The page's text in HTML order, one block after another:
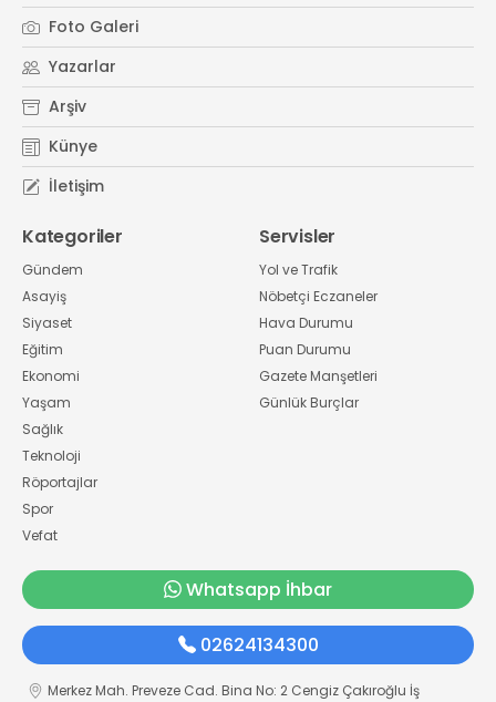
Foto Galeri
Yazarlar
Arşiv
Künye
İletişim
Kategoriler
Gündem
Asayiş
Siyaset
Eğitim
Ekonomi
Yaşam
Sağlık
Teknoloji
Röportajlar
Spor
Vefat
Servisler
Yol ve Trafik
Nöbetçi Eczaneler
Hava Durumu
Puan Durumu
Gazete Manşetleri
Günlük Burçlar
Whatsapp İhbar
02624134300
Merkez Mah. Preveze Cad. Bina No: 2 Cengiz Çakıroğlu İş